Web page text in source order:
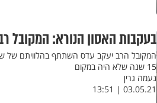
בעקבות האסון הנורא: המקובל
המקובל הרב יעקב עדס השתתף בהלוויתם של
15 שנה שלא היה במקום
נעמה גרין
03.05.21 | 13:51